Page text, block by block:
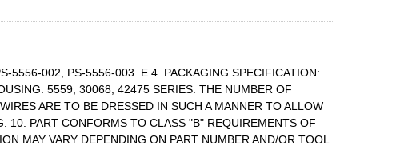
5556-002, PS-5556-003. E 4. PACKAGING SPECIFICATION:
5559, 30068, 42475 SERIES. THE NUMBER OF
ARE TO BE DRESSED IN SUCH A MANNER TO ALLOW
10. PART CONFORMS TO CLASS "B" REQUIREMENTS OF
MAY VARY DEPENDING ON PART NUMBER AND/OR TOOL.